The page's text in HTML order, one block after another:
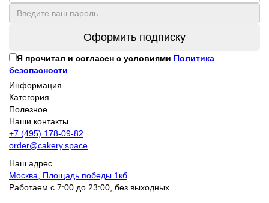
Оформить подписку
Я прочитал и согласен с условиями Политика
безопасности
Информация
Категория
Полезное
Наши контакты
+7 (495) 178-09-82
order@cakery.space
Наш адрес
Москва, Площадь победы 1кб
Работаем с 7:00 до 23:00, без выходных